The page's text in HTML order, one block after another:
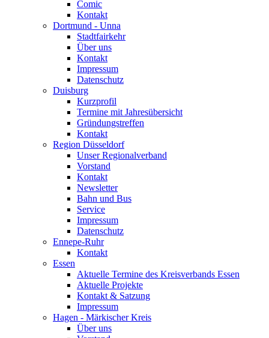
Comic
Kontakt
Dortmund - Unna
Stadtfairkehr
Über uns
Kontakt
Impressum
Datenschutz
Duisburg
Kurzprofil
Termine mit Jahresübersicht
Gründungstreffen
Kontakt
Region Düsseldorf
Unser Regionalverband
Vorstand
Kontakt
Newsletter
Bahn und Bus
Service
Impressum
Datenschutz
Ennepe-Ruhr
Kontakt
Essen
Aktuelle Termine des Kreisverbands Essen
Aktuelle Projekte
Kontakt & Satzung
Impressum
Hagen - Märkischer Kreis
Über uns